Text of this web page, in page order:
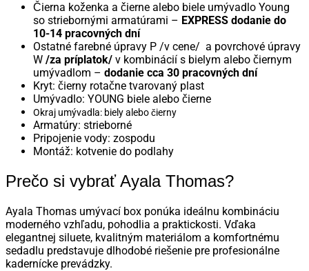
Čierna koženka a čierne alebo biele umývadlo Young
so striebornými armatúrami – EXPRESS dodanie do
10-14 pracovných dní
Ostatné farebné úpravy P /v cene/ a povrchové úpravy
W /za príplatok/ v kombinácií s bielym alebo čiernym
umývadlom – dodanie cca 30 pracovných dní
Kryt: čierny rotačne tvarovaný plast
Umývadlo: YOUNG biele alebo čierne
Okraj umývadla: biely alebo čierny
Armatúry: strieborné
Pripojenie vody: zospodu
Montáž: kotvenie do podlahy
Prečo si vybrať Ayala Thomas?
Ayala Thomas umývací box ponúka ideálnu kombináciu
moderného vzhľadu, pohodlia a praktickosti. Vďaka
elegantnej siluete, kvalitným materiálom a komfortnému
sedadlu predstavuje dlhodobé riešenie pre profesionálne
kadernícke prevádzky.